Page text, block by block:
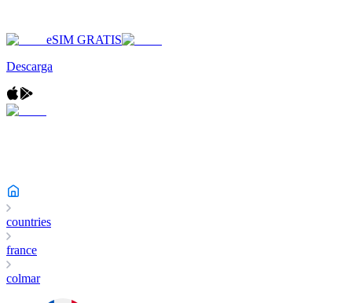
eSIM GRATIS
Descarga
countries
france
colmar